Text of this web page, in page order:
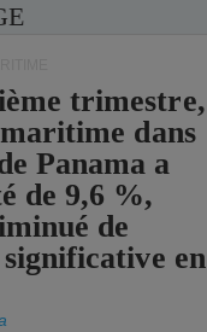
trimestre,
dans
Panama a
de 9,6 %,
de
en